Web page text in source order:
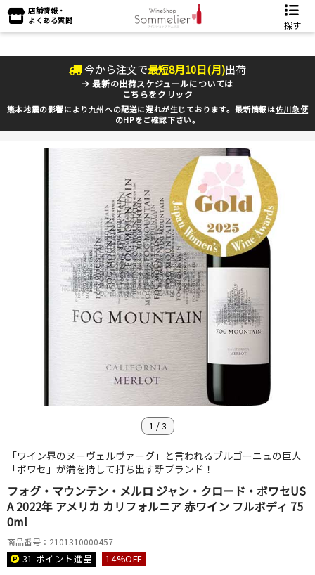
店舗情報・
よくある質問
探す
今から注文で最短8月10日(月)出荷
最新の出荷スケジュールについては
こちらをクリック
熊本地震の影響により九州への配送に遅れが生じております。最新情報は佐川急便
のHPをご確認下さい。
1 /3
「ワイン界のヌーヴェルヴァーグ」と言われるブルゴーニュの巨人
「ボワセ」が満を持して打ち出す新ブランド！
フォグ・マウンテン・メルロ ジャン・クロード・ボワセUS
A 2022年 アメリカ カリフォルニア 赤ワイン フルボディ 75
0ml
商品番号：2101310000457
31 ポイント進呈 14%OFF